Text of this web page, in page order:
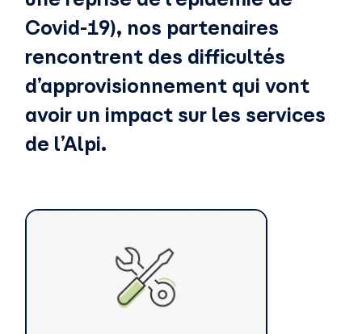
Covid-19), nos partenaires
rencontrent des difficultés
d’approvisionnement qui vont
avoir un impact sur les services
de l’Alpi.